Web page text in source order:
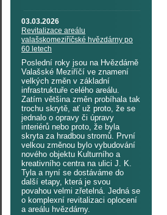
03.03.2026
Revitalizace areálu
valašskomeziříčské hvězdárny po
60 letech
Poslední roky jsou na Hvězdárně
Valašské Meziříčí ve znamení
velkých změn v základní
infrastruktuře celého areálu.
Zatím většina změn probíhala tak
trochu skrytě, ať už proto, že se
jednalo o opravy či úpravy
interiérů nebo proto, že byla
skryta za hradbou stromů. První
velkou změnou bylo vybudování
nového objektu Kulturního a
kreativního centra na ulici J. K.
Tyla a nyní se dostáváme do
další etapy, která je svou
povahou velmi zřetelná. Jedná se
o komplexní revitalizaci oplocení
a areálu hvězdárny.